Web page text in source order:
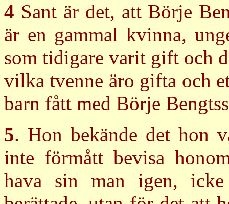
4 Sant är det, att Börje
är en gammal kvinna,
som tidigare varit gift och
vilka tvenne äro gifta och
barn fått med Börje
5. Hon bekände det hon
inte förmått bevisa
hava sin man igen,